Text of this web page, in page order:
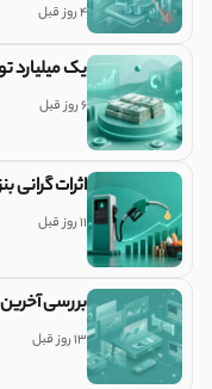
4 روز قبل
یک میلیارد
6 روز قبل
اثرات گرانی
11 روز قبل
بررسی
13 روز قبل